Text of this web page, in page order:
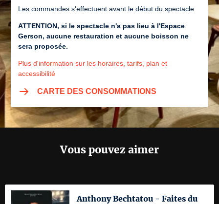
Vous pouvez aimer
Anthony Bechtatou - Faites du
Les commandes s'effectuent avant le début du spectacle
ATTENTION, si le spectacle n'a pas lieu à l'Espace
Gerson, aucune restauration et aucune boisson ne
sera proposée.
Plus d'information sur les horaires, tarifs, plan et
accessibilité
CARTE DES CONSOMMATIONS